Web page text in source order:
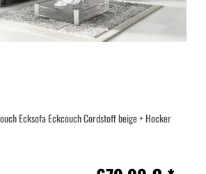
Ecksofa Eckcouch Cordstoff beige + Hocker